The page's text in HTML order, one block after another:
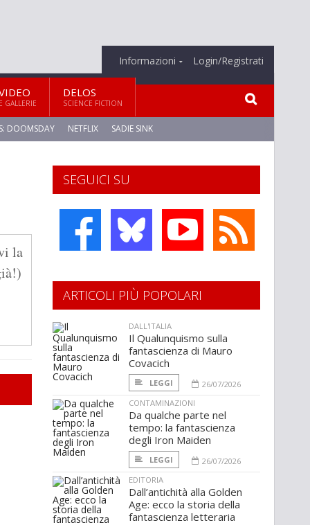
Informazioni Login/Registrati
E GALLERIE
DELOS
SCIENCE FICTION
DOOMSDAY NETFLIX SADIE SINK
la
SEGUICI SU
ARTICOLI PIÙ POPOLARI
DALL'ITALIA
Il Qualunquismo sulla
fantascienza di Mauro
Covacich
LEGGI
26/07/2026
CONTAMINAZIONI
Da qualche parte nel
tempo: la fantascienza
degli Iron Maiden
LEGGI
26/07/2026
EDITORIA
Dall’antichità alla Golden
Age: ecco la storia della
fantascienza letteraria